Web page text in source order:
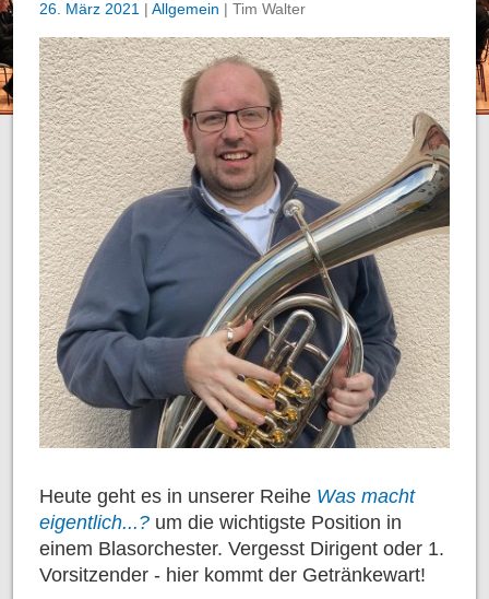
DIRIGENT
MUSIKER
BAMBINO- & JUGENDORCHESTER
AUSBILDUNG
MUSIKALISCHE FRÜHERZIEHUNG
BLOCKFLÖTE
PERCUSSION
INSTRUMENTAL
DIE BLECHBÜX’N
KONTAKT
26. März 2021 | Allgemein | Tim Walter
Heute geht es in unserer Reihe Was macht
eigentlich...? um die wichtigste Position in
einem Blasorchester. Vergesst Dirigent oder 1.
Vorsitzender - hier kommt der Getränkewart!